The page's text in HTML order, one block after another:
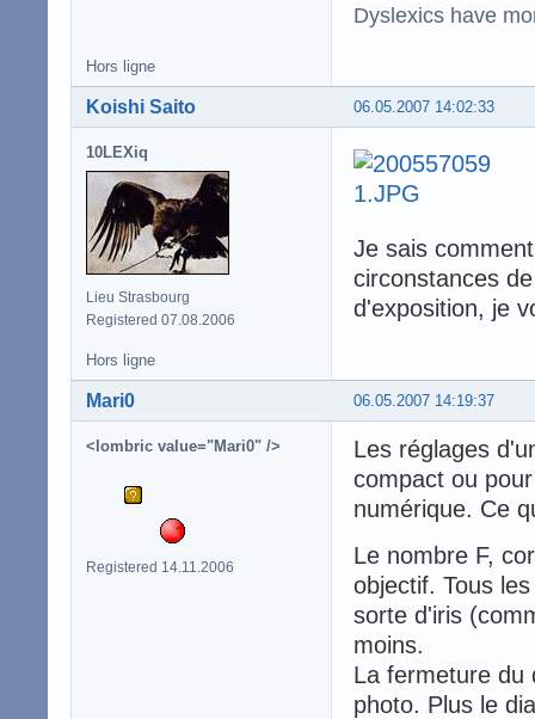
Dyslexics have
Hors ligne
06.05.2007 14:02:33
Koishi Saito
10LEXiq
Lieu Strasbourg
Registered 07.08.2006
Je sais
circonstances
d'exposition, je
Hors ligne
06.05.2007 14:19:37
Mari0
<lombric value="Mari0" />
Registered 14.11.2006
Les réglages
compact ou
numérique. Ce
Le nombre F,
objectif. Tous
sorte d'iris
moins.
La fermeture du
photo. Plus le